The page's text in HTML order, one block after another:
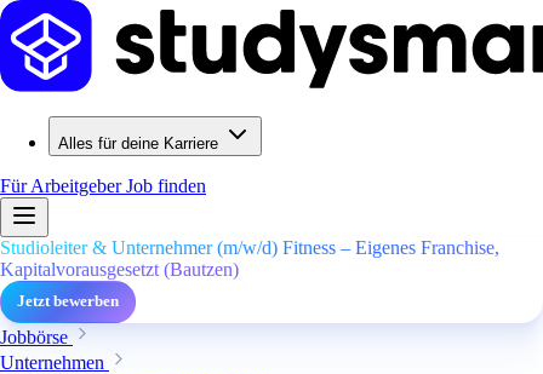
Alles für deine Karriere
Für ArbeitgeberJob finden
Studioleiter & Unternehmer (m/w/d) Fitness – Eigenes Franchise,
Kapitalvorausgesetzt (Bautzen)
Jetzt bewerben
Jobbörse
Unternehmen